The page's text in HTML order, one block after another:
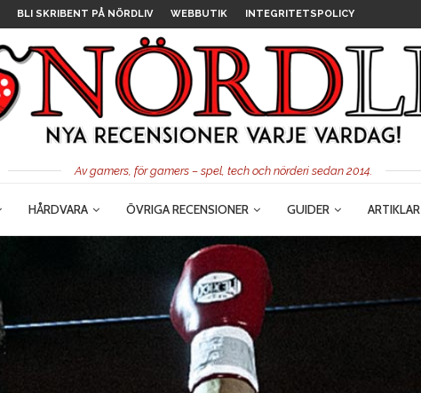
BLI SKRIBENT PÅ NÖRDLIV WEBBUTIK INTEGRITETSPOLICY
Av gamers, för gamers – spel, tech och nörderi sedan 2014.
HÅRDVARA ÖVRIGA RECENSIONER GUIDER ARTIKLAR